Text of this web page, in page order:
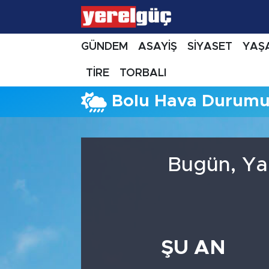
GÜNDEM ASAYİŞ SİYASET
TİRE TORBALI
Bolu Hava Durumu
Bugün,
ŞU AN